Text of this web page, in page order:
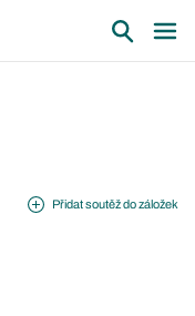
Přidat soutěž do záložek